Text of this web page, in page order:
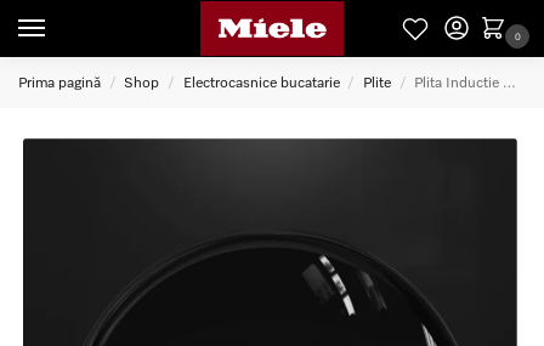
0
Prima pagină / Shop / Electrocasnice bucatarie / Plite / Plita Inductie Wok Cs 7611 Fl